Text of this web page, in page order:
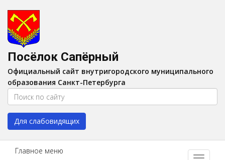
Изображения:
Цвет:A A
Посёлок Сапёрный
Официальный сайт внутригородского муниципального
образования Санкт-Петербурга
Для слабовидящих
Главное меню